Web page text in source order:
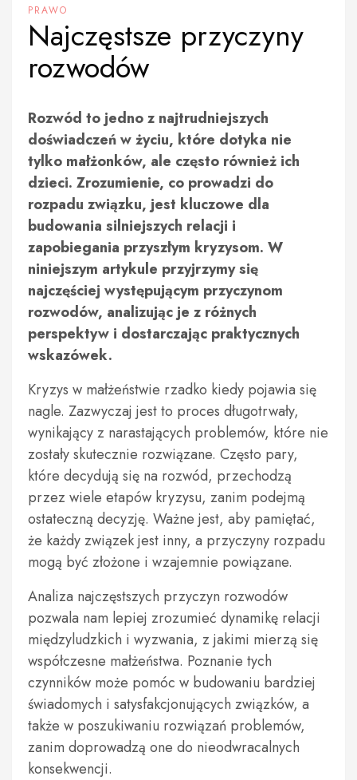
PRAWO
Najczęstsze przyczyny
rozwodów
Rozwód to jedno z najtrudniejszych
doświadczeń w życiu, które dotyka nie
tylko małżonków, ale często również ich
dzieci. Zrozumienie, co prowadzi do
rozpadu związku, jest kluczowe dla
budowania silniejszych relacji i
zapobiegania przyszłym kryzysom. W
niniejszym artykule przyjrzymy się
najczęściej występującym przyczynom
rozwodów, analizując je z różnych
perspektyw i dostarczając praktycznych
wskazówek.
Kryzys w małżeństwie rzadko kiedy pojawia się
nagle. Zazwyczaj jest to proces długotrwały,
wynikający z narastających problemów, które nie
zostały skutecznie rozwiązane. Często pary,
które decydują się na rozwód, przechodzą
przez wiele etapów kryzysu, zanim podejmą
ostateczną decyzję. Ważne jest, aby pamiętać,
że każdy związek jest inny, a przyczyny rozpadu
mogą być złożone i wzajemnie powiązane.
Analiza najczęstszych przyczyn rozwodów
pozwala nam lepiej zrozumieć dynamikę relacji
międzyludzkich i wyzwania, z jakimi mierzą się
współczesne małżeństwa. Poznanie tych
czynników może pomóc w budowaniu bardziej
świadomych i satysfakcjonujących związków, a
także w poszukiwaniu rozwiązań problemów,
zanim doprowadzą one do nieodwracalnych
konsekwencji.